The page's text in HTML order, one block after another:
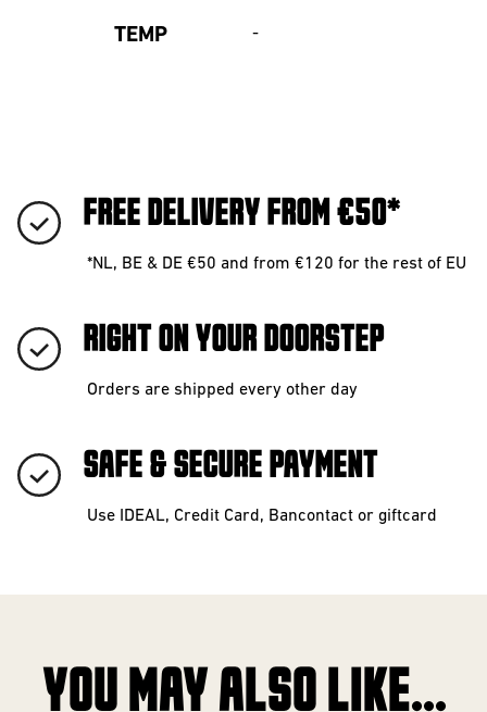
TEMP -
FREE DELIVERY FROM €50*
*NL, BE & DE €50 and from €120 for the rest of EU
RIGHT ON YOUR DOORSTEP
Orders are shipped every other day
SAFE & SECURE PAYMENT
Use IDEAL, Credit Card, Bancontact or giftcard
YOU MAY ALSO LIKE...